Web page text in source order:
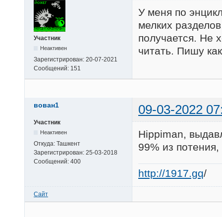
Участник
Неактивен
Зарегистрирован: 20-07-2021
Сообщений: 151
У меня по
мелких
получается. Не
читать. Пишу
вован1 09-03-2022
Участник
Неактивен
Откуда: Ташкент
Зарегистрирован: 25-03-2018
Сообщений: 400
Hippiman,
99% из
http://1917.gq/
Сайт